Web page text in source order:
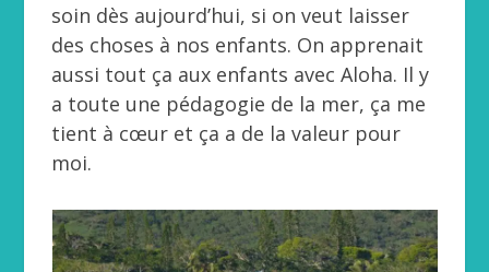
soin dès aujourd’hui, si on veut laisser
des choses à nos enfants. On apprenait
aussi tout ça aux enfants avec Aloha. Il y
a toute une pédagogie de la mer, ça me
tient à cœur et ça a de la valeur pour
moi.